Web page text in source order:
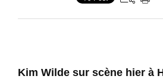
Kim Wilde sur scène hier à